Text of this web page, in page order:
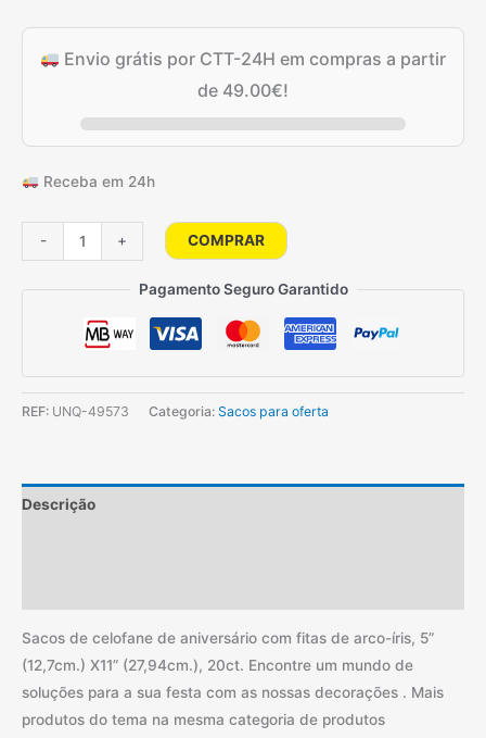
Envio grátis por CTT-24H em compras a partir
de 49.00€!
Receba em 24h
-
Quantidade
de
Sacos
aniversário
arco-
X11''
(27,94cm.),
20ct
+ COMPRAR
Pagamento Seguro Garantido
REF: UNQ-49573 Categoria: Sacos para oferta
Descrição
Sacos de celofane de aniversário com fitas de arco-íris, 5”
(12,7cm.) X11” (27,94cm.), 20ct. Encontre um mundo de
soluções para a sua festa com as nossas decorações . Mais
produtos do tema na mesma categoria de produtos